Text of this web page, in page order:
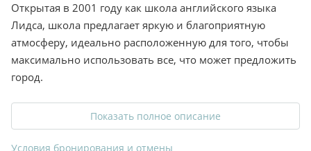
Открытая в 2001 году как школа английского языка
Лидса, школа предлагает яркую и благоприятную
атмосферу, идеально расположенную для того, чтобы
максимально использовать все, что может предложить
город.
Показать полное описание
Условия бронирования и отмены